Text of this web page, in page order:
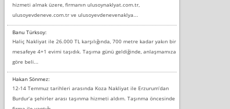
hizmeti almak üzere, firmanın ulusoynaklyat.com.tr,
ulusoyevdeneve.com.tr ve ulusoyevdenevenaklya...
Banu Türksoy:
Haliç Nakliyat ile 26.000 TL karşılığında, 700 metre kadar yakın bir
mesafeye 4+1 evimi taşıdık. Taşıma günü geldiğinde, anlaşmamıza
göre beli...
Hakan Sönmez:
12-14 Temmuz tarihleri arasında Koza Nakliyat ile Erzurum’dan
Burdur’a şehirler arası taşınma hizmeti aldım. Taşınma öncesinde